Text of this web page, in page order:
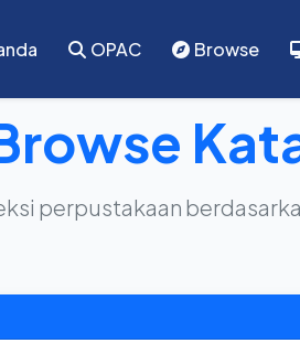
OPAC Browse
perpustakaan